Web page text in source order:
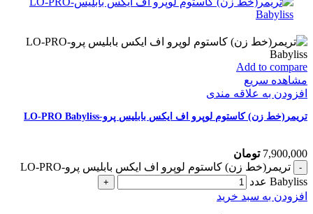
Add to compare
مشاهده سریع
افزودن به علاقه مندی
تریمر(خط زن) کاستوم لوپرو اف ایکس بابلیس پرو-LO-PRO Babyliss
7,900,000 تومان
تریمر(خط زن) کاستوم لوپرو اف ایکس بابلیس پرو-LO-PRO
Babyliss عدد
افزودن به سبد خرید